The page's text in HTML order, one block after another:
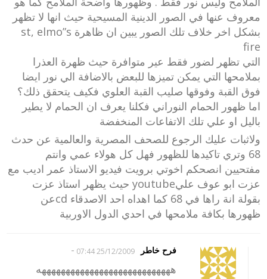
معروف عنها في الصور الدينية المسيحية حيث انها لا تظهر
بشكل اخر خلاف تلك الصور يبين ان ظاهرة st, elmo”s
fire
التي تظهر لضور فقط عير متوافرة حيث ظهرة العذرا
بملامحها التي يمكن تميزها للبعض بالاضافة الي نور ايضا
فوق القبة وفوقها صليب القبة العلوي فكيف يتحقق ذلك؟
اما ظهور الحمام النوراني فكلنا يعرف ان الحمام لا يطير
باليل او علي تلك الاتفاعات المنخفضة
ولاثبات عليك الرجوع للصحف المصرية والعالمية عن حدث
68 وتري تاكيدها للظهور فهل كل هولاء عمي وانتم
مفتحيين انصحكم اخوتي برويت فيديو الاستاذ عمر اديب مع
عزت ابو عوف عليyoutube حيث يظهر استاذ عزت
بقولة انة راها في 68 كما اهداه احد الاصدقاء cdعن
ظهورها بكافة ملامحها في احدي الدول الاوربية
فرح خاطر 25/12/2009 07:44
-
ههههههههههههههههههههههههههههه